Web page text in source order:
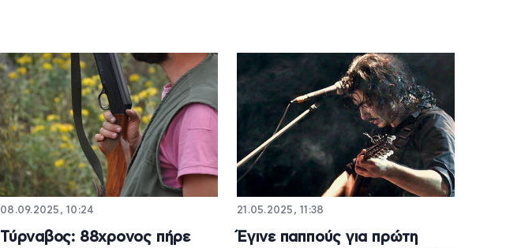
08.09.2025, 10:24
Τύρναβος: 88χρονος πήρε
21.05.2025, 11:38
Έγινε παππούς για πρώτη